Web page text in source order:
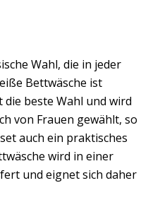
Wahl, die in jeder
Bettwäsche ist
die beste Wahl und wird
von Frauen gewählt, so
auch ein praktisches
wird in einer
und eignet sich daher